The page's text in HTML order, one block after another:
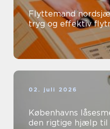
Flyttemand nordsjælland sådan
tryg og effektiv
02. juli 2026
Københavns låsesmed sådan
den rigtige hjælp til